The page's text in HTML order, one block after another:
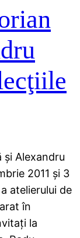
şi Alexandru
2011 şi 3
atelierului de
în
la